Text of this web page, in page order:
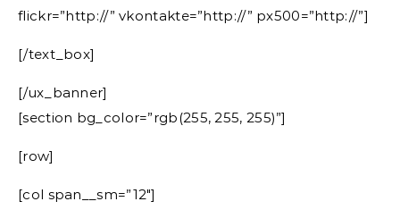
flickr=”http://” vkontakte=”http://” px500=”http://”]
[/text_box]
[/ux_banner]
[section bg_color=”rgb(255, 255, 255)”]
[row]
[col span__sm=”12″]